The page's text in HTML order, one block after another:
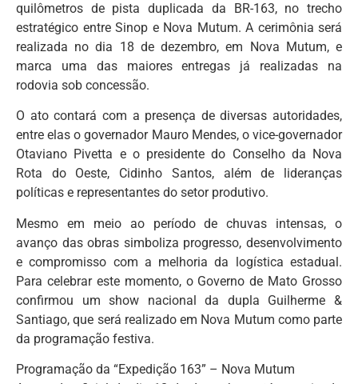
quilômetros de pista duplicada da BR-163, no trecho
estratégico entre Sinop e Nova Mutum. A cerimônia será
realizada no dia 18 de dezembro, em Nova Mutum, e
marca uma das maiores entregas já realizadas na
rodovia sob concessão.
O ato contará com a presença de diversas autoridades,
entre elas o governador Mauro Mendes, o vice-governador
Otaviano Pivetta e o presidente do Conselho da Nova
Rota do Oeste, Cidinho Santos, além de lideranças
políticas e representantes do setor produtivo.
Mesmo em meio ao período de chuvas intensas, o
avanço das obras simboliza progresso, desenvolvimento
e compromisso com a melhoria da logística estadual.
Para celebrar este momento, o Governo de Mato Grosso
confirmou um show nacional da dupla Guilherme &
Santiago, que será realizado em Nova Mutum como parte
da programação festiva.
Programação da “Expedição 163” – Nova Mutum